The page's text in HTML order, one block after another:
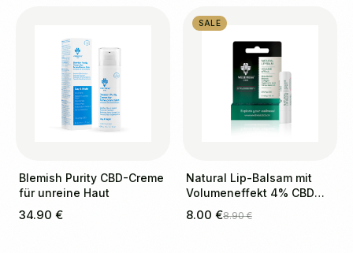
Blemish Purity CBD-Creme
für unreine Haut
34.90 €
SALE
Natural Lip-Balsam mit
Volumeneffekt 4% CBD
(Erdbeere)
8.00 €8.90 €